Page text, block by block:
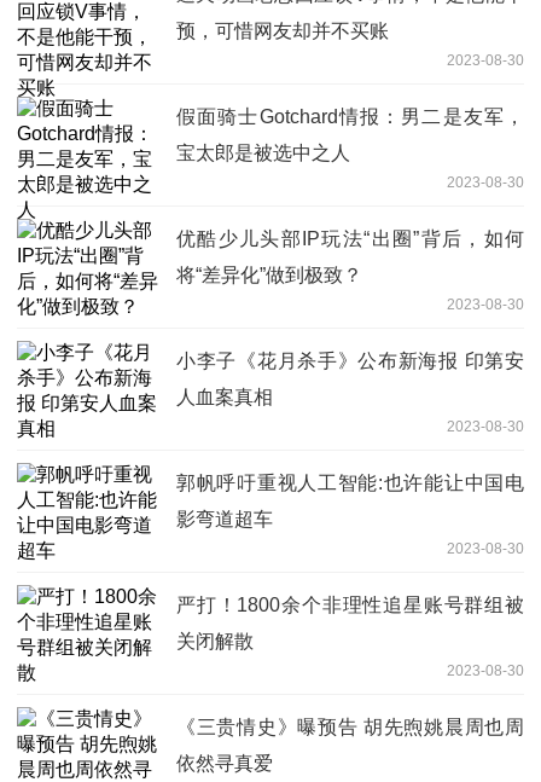
预，可惜网友却并不买账
2023-08-30
假面骑士Gotchard情报：男二是友军，
宝太郎是被选中之人
2023-08-30
优酷少儿头部IP玩法“出圈”背后，如何
将“差异化”做到极致？
2023-08-30
小李子《花月杀手》公布新海报 印第安
人血案真相
2023-08-30
郭帆呼吁重视人工智能:也许能让中国电
影弯道超车
2023-08-30
严打！1800余个非理性追星账号群组被
关闭解散
2023-08-30
《三贵情史》曝预告 胡先煦姚晨周也周
依然寻真爱